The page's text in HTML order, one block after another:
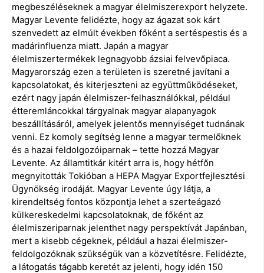
megbeszéléseknek a magyar élelmiszerexport helyzete.
Magyar Levente felidézte, hogy az ágazat sok kárt
szenvedett az elmúlt években főként a sertéspestis és a
madárinfluenza miatt. Japán a magyar
élelmiszertermékek legnagyobb ázsiai felvevőpiaca.
Magyarország ezen a területen is szeretné javítani a
kapcsolatokat, és kiterjeszteni az együttműködéseket,
ezért nagy japán élelmiszer-felhasználókkal, például
étteremláncokkal tárgyalnak magyar alapanyagok
beszállításáról, amelyek jelentős mennyiséget tudnának
venni. Ez komoly segítség lenne a magyar termelőknek
és a hazai feldolgozóiparnak – tette hozzá Magyar
Levente. Az államtitkár kitért arra is, hogy hétfőn
megnyitották Tokióban a HEPA Magyar Exportfejlesztési
Ügynökség irodáját. Magyar Levente úgy látja, a
kirendeltség fontos központja lehet a szerteágazó
külkereskedelmi kapcsolatoknak, de főként az
élelmiszeriparnak jelenthet nagy perspektívát Japánban,
mert a kisebb cégeknek, például a hazai élelmiszer-
feldolgozóknak szükségük van a közvetítésre. Felidézte,
a látogatás tágabb keretét az jelenti, hogy idén 150